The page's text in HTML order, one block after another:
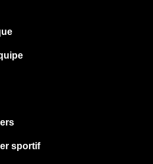
sportif